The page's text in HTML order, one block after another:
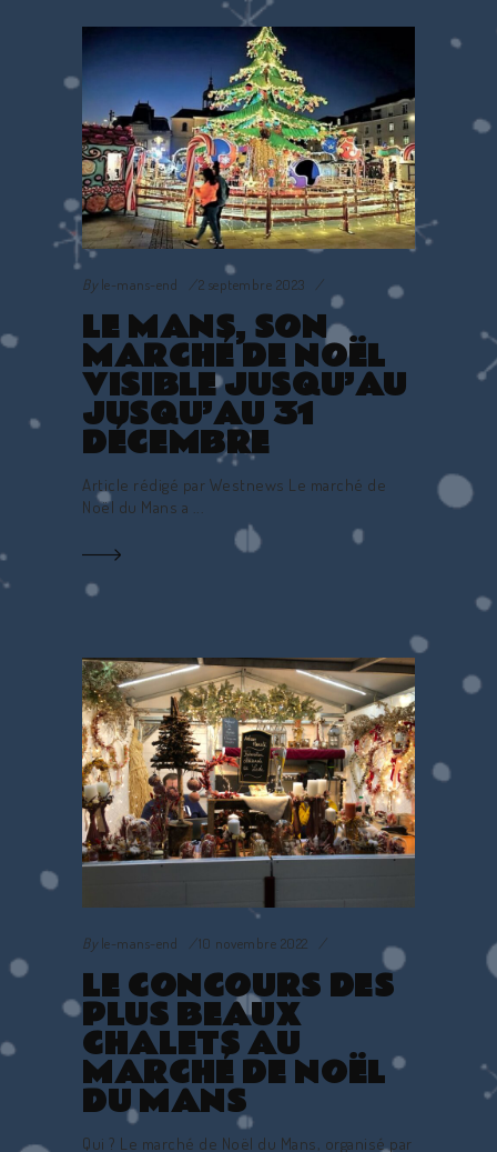
Byle-mans-end 2 septembre 2023
LE MANS, SON
MARCHÉ DE NOËL
VISIBLE JUSQU’AU
JUSQU’AU 31
DÉCEMBRE
Article rédigé par Westnews Le marché de
Noël du Mans a
Byle-mans-end 10 novembre 2022
LE CONCOURS DES
PLUS BEAUX
CHALETS AU
MARCHÉ DE NOËL
DU MANS
Qui ? Le marché de Noël du Mans, organisé par